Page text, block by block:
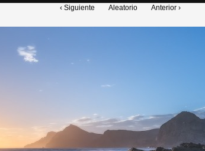
‹ Siguiente
Aleatorio Anterior ›